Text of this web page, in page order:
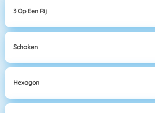
3 Op Een Rij
Schaken
Hexagon